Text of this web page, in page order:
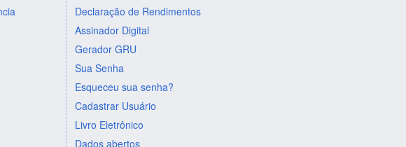
Declaração de Rendimentos
Assinador Digital
Gerador GRU
Sua Senha
Esqueceu sua senha?
Cadastrar Usuário
Livro Eletrônico
Dados abertos